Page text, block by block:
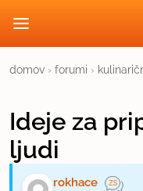
domov › forumi ›
Ideje za
ljudi
rokhace